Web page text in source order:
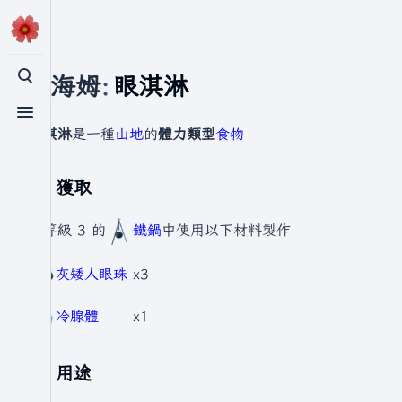
切換搜尋
切換選單
瓦爾海姆: 眼淇淋
眼淇淋是一種山地的體力類型食物
獲取
在等級 3 的 鐵鍋中使用以下材料製作
灰矮人眼珠 x3
冷腺體 x1
用途